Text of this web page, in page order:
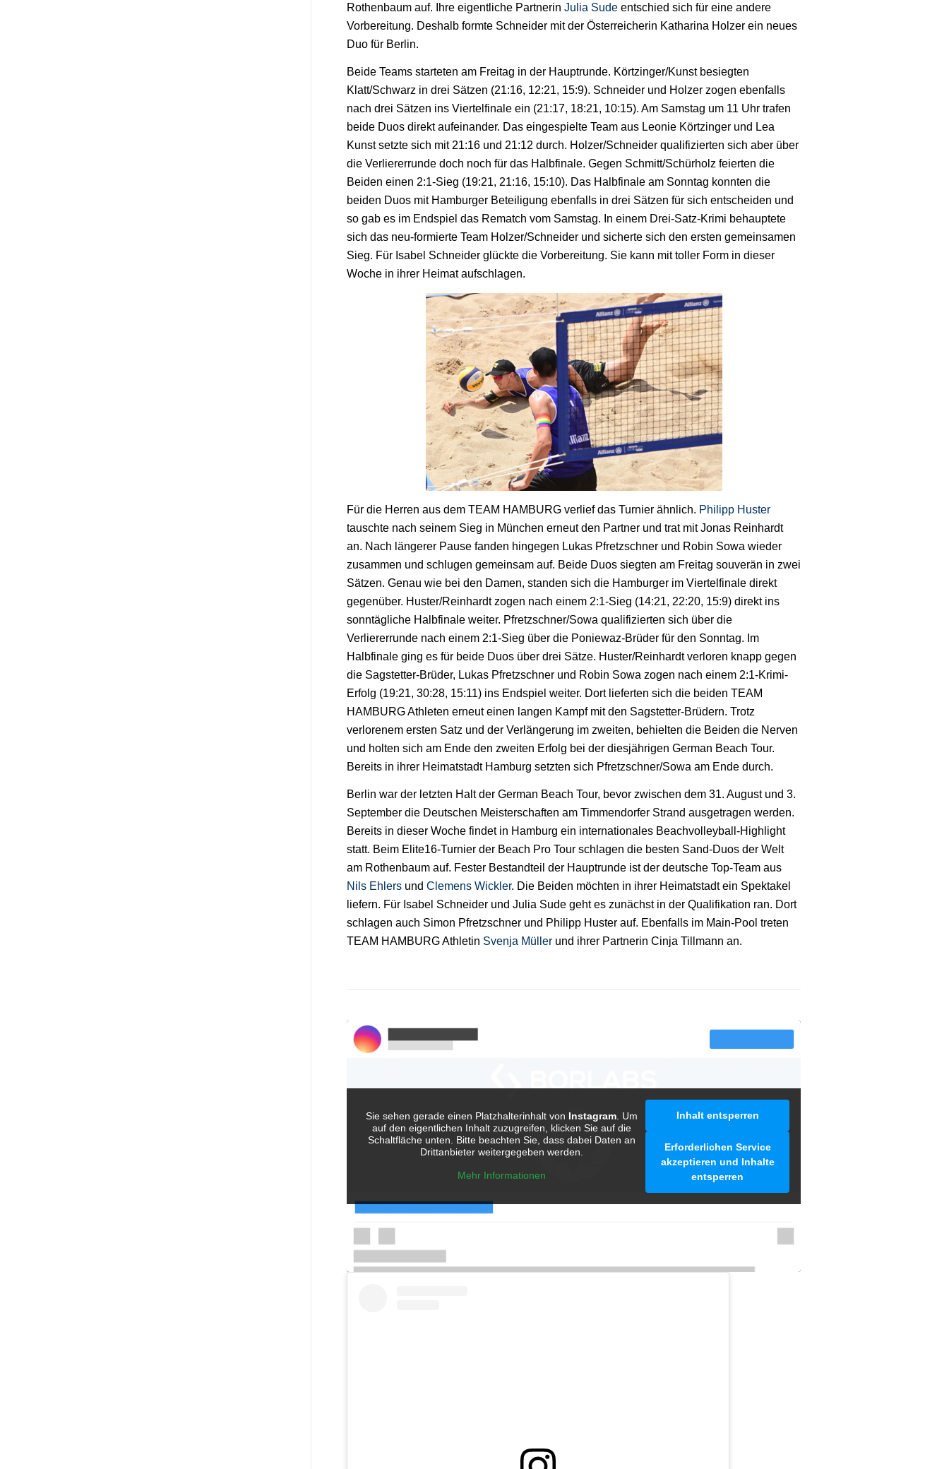
Rothenbaum auf. Ihre eigentliche Partnerin Julia Sude entschied sich für eine andere
Vorbereitung. Deshalb formte Schneider mit der Österreicherin Katharina Holzer ein neues
Duo für Berlin.
Beide Teams starteten am Freitag in der Hauptrunde. Körtzinger/Kunst besiegten
Klatt/Schwarz in drei Sätzen (21:16, 12:21, 15:9). Schneider und Holzer zogen ebenfalls
nach drei Sätzen ins Viertelfinale ein (21:17, 18:21, 10:15). Am Samstag um 11 Uhr trafen
beide Duos direkt aufeinander. Das eingespielte Team aus Leonie Körtzinger und Lea
Kunst setzte sich mit 21:16 und 21:12 durch. Holzer/Schneider qualifizierten sich aber über
die Verliererrunde doch noch für das Halbfinale. Gegen Schmitt/Schürholz feierten die
Beiden einen 2:1-Sieg (19:21, 21:16, 15:10). Das Halbfinale am Sonntag konnten die
beiden Duos mit Hamburger Beteiligung ebenfalls in drei Sätzen für sich entscheiden und
so gab es im Endspiel das Rematch vom Samstag. In einem Drei-Satz-Krimi behauptete
sich das neu-formierte Team Holzer/Schneider und sicherte sich den ersten gemeinsamen
Sieg. Für Isabel Schneider glückte die Vorbereitung. Sie kann mit toller Form in dieser
Woche in ihrer Heimat aufschlagen.
Für die Herren aus dem TEAM HAMBURG verlief das Turnier ähnlich. Philipp Huster
tauschte nach seinem Sieg in München erneut den Partner und trat mit Jonas Reinhardt
an. Nach längerer Pause fanden hingegen Lukas Pfretzschner und Robin Sowa wieder
zusammen und schlugen gemeinsam auf. Beide Duos siegten am Freitag souverän in zwei
Sätzen. Genau wie bei den Damen, standen sich die Hamburger im Viertelfinale direkt
gegenüber. Huster/Reinhardt zogen nach einem 2:1-Sieg (14:21, 22:20, 15:9) direkt ins
sonntägliche Halbfinale weiter. Pfretzschner/Sowa qualifizierten sich über die
Verliererrunde nach einem 2:1-Sieg über die Poniewaz-Brüder für den Sonntag. Im
Halbfinale ging es für beide Duos über drei Sätze. Huster/Reinhardt verloren knapp gegen
die Sagstetter-Brüder, Lukas Pfretzschner und Robin Sowa zogen nach einem 2:1-Krimi-
Erfolg (19:21, 30:28, 15:11) ins Endspiel weiter. Dort lieferten sich die beiden TEAM
HAMBURG Athleten erneut einen langen Kampf mit den Sagstetter-Brüdern. Trotz
verlorenem ersten Satz und der Verlängerung im zweiten, behielten die Beiden die Nerven
und holten sich am Ende den zweiten Erfolg bei der diesjährigen German Beach Tour.
Bereits in ihrer Heimatstadt Hamburg setzten sich Pfretzschner/Sowa am Ende durch.
Berlin war der letzten Halt der German Beach Tour, bevor zwischen dem 31. August und 3.
September die Deutschen Meisterschaften am Timmendorfer Strand ausgetragen werden.
Bereits in dieser Woche findet in Hamburg ein internationales Beachvolleyball-Highlight
statt. Beim Elite16-Turnier der Beach Pro Tour schlagen die besten Sand-Duos der Welt
am Rothenbaum auf. Fester Bestandteil der Hauptrunde ist der deutsche Top-Team aus
Nils Ehlers und Clemens Wickler. Die Beiden möchten in ihrer Heimatstadt ein Spektakel
liefern. Für Isabel Schneider und Julia Sude geht es zunächst in der Qualifikation ran. Dort
schlagen auch Simon Pfretzschner und Philipp Huster auf. Ebenfalls im Main-Pool treten
TEAM HAMBURG Athletin Svenja Müller und ihrer Partnerin Cinja Tillmann an.
Sie sehen gerade einen Platzhalterinhalt von Instagram. Um
auf den eigentlichen Inhalt zuzugreifen, klicken Sie auf die
Schaltfläche unten. Bitte beachten Sie, dass dabei Daten an
Drittanbieter weitergegeben werden.
Mehr Informationen
Inhalt entsperren
Erforderlichen Service
akzeptieren und Inhalte
entsperren